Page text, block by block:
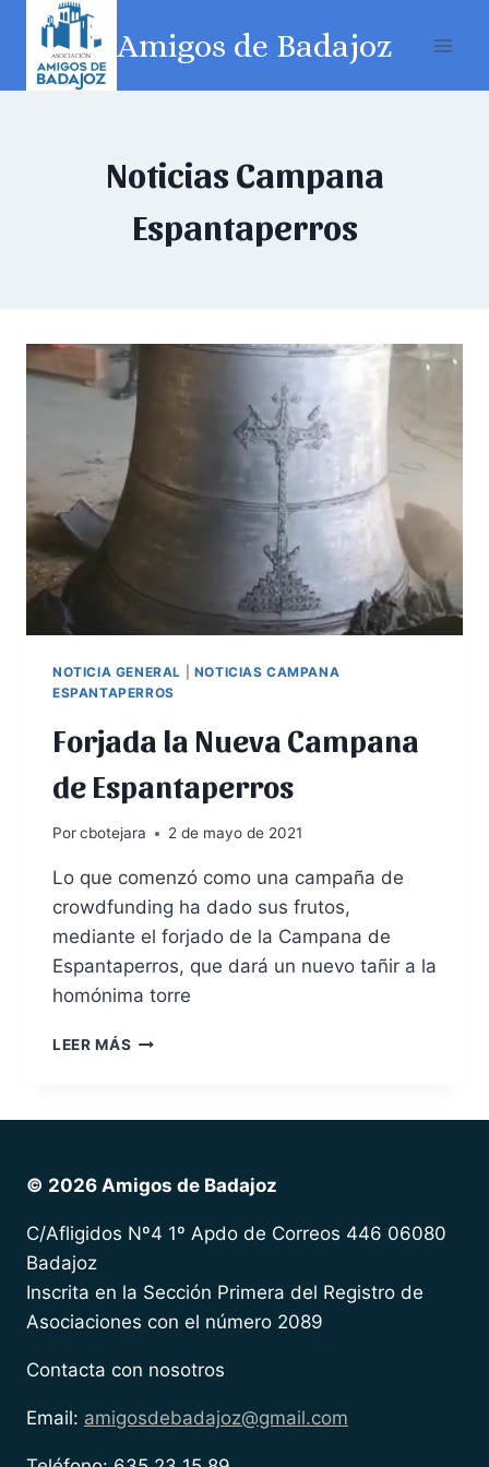
Amigos de Badajoz
Noticias Campana
Espantaperros
NOTICIA GENERAL
NOTICIAS CAMPANA
ESPANTAPERROS
Forjada la Nueva Campana
de Espantaperros
Porcbotejara 2 de mayo de 2021
Lo que comenzó como una campaña de
crowdfunding ha dado sus frutos,
mediante el forjado de la Campana de
Espantaperros, que dará un nuevo tañir a la
homónima torre
LEER MÁS
© 2026 Amigos de Badajoz
C/Afligidos Nº4 1º Apdo de Correos 446 06080
Badajoz
Inscrita en la Sección Primera del Registro de
Asociaciones con el número 2089
Contacta con nosotros
Email: amigosdebadajoz@gmail.com